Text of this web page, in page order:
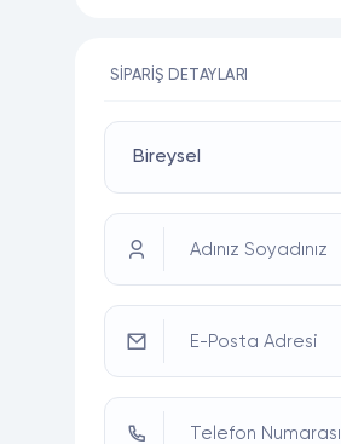
SIPARIŞ DETAYLARI
Adınız Soyadınız
E-Posta Adresi
Telefon Numarası